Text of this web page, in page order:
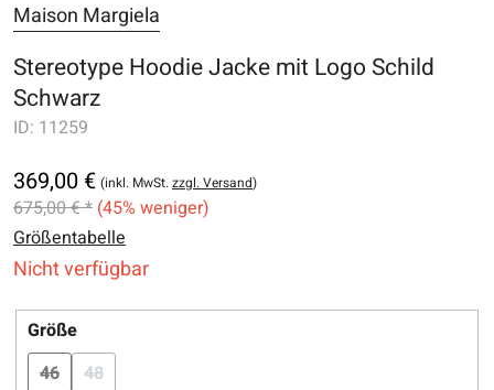
Maison Margiela
Stereotype Hoodie Jacke mit Logo Schild
Schwarz
ID: 11259
369,00 € (inkl. MwSt.zzgl. Versand)
675,00 € * (45% weniger)
Größentabelle
Nicht verfügbar
Größeauswählen
46(Diese Option ist zurzeit nicht verfügbar.)
48(Diese Option ist zurzeit nicht verfügbar.)